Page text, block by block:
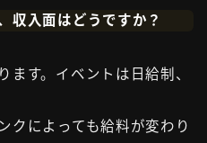
収入面はどうですか？
ます。イベントは日給制、
クによっても給料が変わり